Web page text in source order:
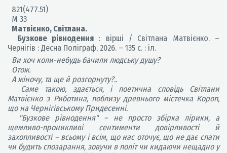
821(477.51)
М 33
Матвієнко, Світлана.
Бузкове рівнодення : вірші / Світлана Матвієнко. –
Чернігів : Десна Поліграф, 2026. – 135 с. : іл.
Ви хоч коли-небудь бачили людську душу?
Отож.
А жіночу, та ще й розгорнуту?..
Саме такою, здається, і поетична сповідь Світлани
Матвієнко з Риботина, поблизу древнього містечка Короп,
що на Чернігівському Придесенні.
"Бузкове рівнодення" – не просто збірка лірики, а
щемливо-проникливі сентименти довірливості й
захопливості – всьому і всім, що нас оточує, що не дає спати
чи будить спозарання, зовучи в політ чи кидаючи нещадно у